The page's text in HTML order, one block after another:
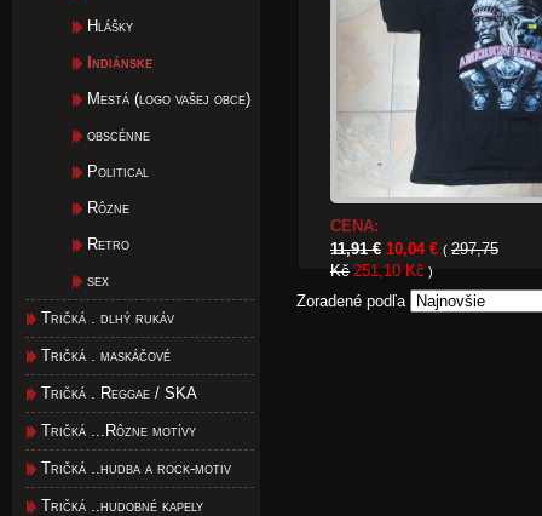
Hlášky
Indiánske
Mestá (logo vašej obce)
obscénne
Political
Rôzne
Retro
sex
Tričká . dlhý rukáv
Tričká . maskáčové
Tričká . Reggae / SKA
Tričká ...Rôzne motívy
Tričká ..hudba a rock-motiv
Tričká ..hudobné kapely
CENA:
11,91 € 10,04 € ( 297,75
Kč 251,10 Kč )
Zoradené podľa